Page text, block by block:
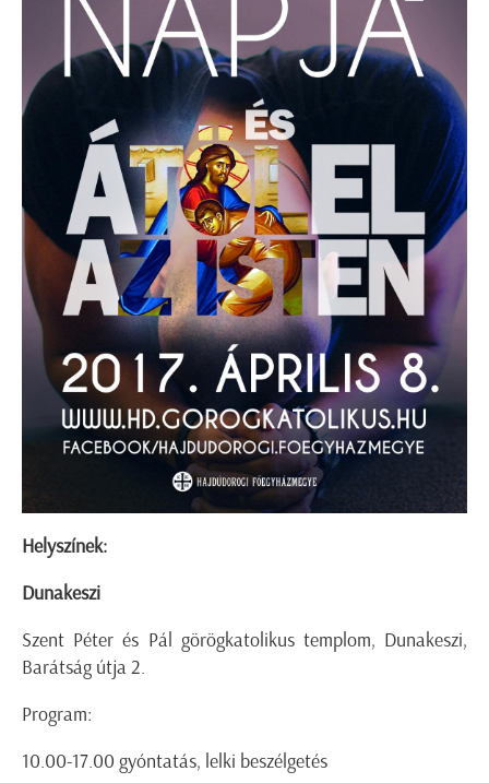
Helyszínek:
Dunakeszi
Szent Péter és Pál görögkatolikus templom, Dunakeszi,
Barátság útja 2.
Program:
10.00-17.00 gyóntatás, lelki beszélgetés